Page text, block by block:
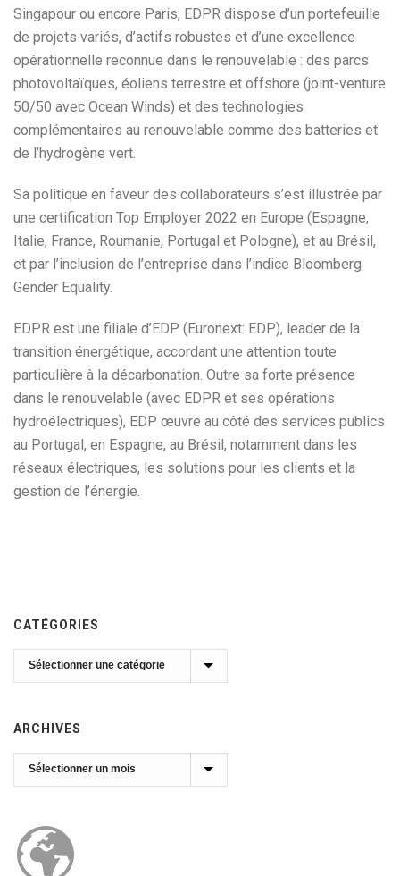
Singapour ou encore Paris, EDPR dispose d’un portefeuille
de projets variés, d’actifs robustes et d’une excellence
opérationnelle reconnue dans le renouvelable : des parcs
photovoltaïques, éoliens terrestre et offshore (joint-venture
50/50 avec Ocean Winds) et des technologies
complémentaires au renouvelable comme des batteries et
de l’hydrogène vert.
Sa politique en faveur des collaborateurs s’est illustrée par
une certification Top Employer 2022 en Europe (Espagne,
Italie, France, Roumanie, Portugal et Pologne), et au Brésil,
et par l’inclusion de l’entreprise dans l’indice Bloomberg
Gender Equality.
EDPR est une filiale d’EDP (Euronext: EDP), leader de la
transition énergétique, accordant une attention toute
particulière à la décarbonation. Outre sa forte présence
dans le renouvelable (avec EDPR et ses opérations
hydroélectriques), EDP œuvre au côté des services publics
au Portugal, en Espagne, au Brésil, notamment dans les
réseaux électriques, les solutions pour les clients et la
gestion de l’énergie.
CATÉGORIES
Catégories
ARCHIVES
Archives